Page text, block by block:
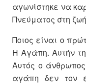
αγωνίστηκε να
Πνεύματος στη
Ποιος είναι ο
Η Αγάπη. Αυτήν
Αυτός ο
αγάπη δεν τον